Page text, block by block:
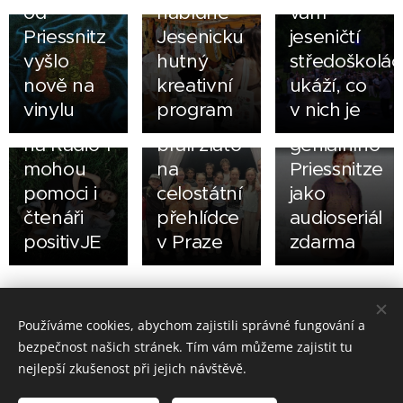
od
Priessnitz
vyšlo
nově na
vinylu
nabídne
Jesenicku
hutný
kreativní
program
vám
jeseničtí
ukáží, co
v nich je
nový
singl, k
úspěchu
v
hitparádě
na Radio 1
mohou
pomoci i
čtenáři
positivJE
09.06.2026
Dětští
herci ZUŠ
Jeseník
brali zlato
na
celostátní
přehlídce
v Praze
23.05.2026
Jste líní
číst?
Poslechněte
si příběh
geniálního
Priessnitze
jako
audioseriál
zdarma
Made in Jesenicko © 2026 positivJE. Všechna práva vyhrazena.
Používáme cookies, abychom zajistili správné fungování a
bezpečnost našich stránek. Tím vám můžeme zajistit tu
nejlepší zkušenost při jejich návštěvě.